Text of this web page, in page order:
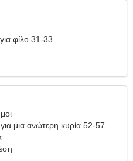
φίλο 31-33
μια ανώτερη κυρία 52-57